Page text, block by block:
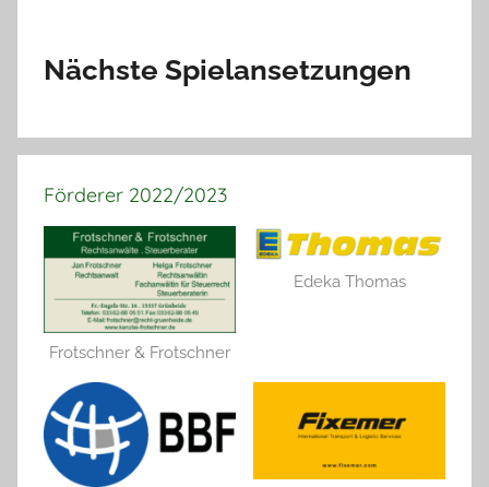
Nächste Spielansetzungen
Förderer 2022/2023
Frotschner & Frotschner
Edeka Thomas